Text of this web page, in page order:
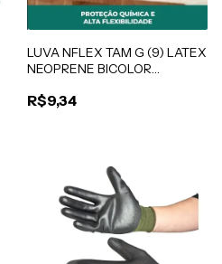
LUVA NFLEX TAM G (9) LATEX
NEOPRENE BICOLOR
MEDIX CA 49.127
R$9,34